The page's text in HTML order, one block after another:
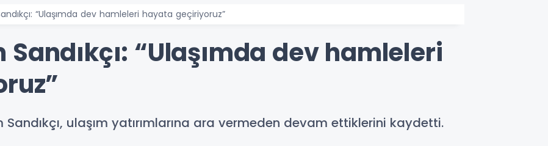
“Ulaşımda dev hamleleri hayata geçiriyoruz”
“Ulaşımda dev hamleleri
ulaşım yatırımlarına ara vermeden devam ettiklerini kaydetti.